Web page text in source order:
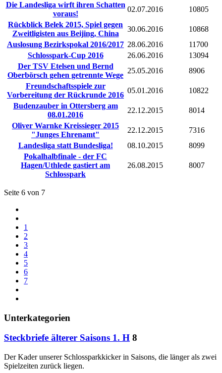
Die Landesliga wirft ihren Schatten
voraus!
02.07.2016
10805
Rückblick Belek 2015, Spiel gegen
Zweitligisten aus Beijing, China
30.06.2016
10868
Auslosung Bezirkspokal 2016/2017 28.06.2016
11700
Schlosspark-Cup 2016
26.06.2016
13094
Der TSV Etelsen und Bernd
Oberbörsch gehen getrennte Wege
25.05.2016
8906
Freundschaftsspiele zur
Vorbereitung der Rückrunde 2016
05.01.2016
10822
Budenzauber in Ottersberg am
08.01.2016
22.12.2015
8014
Oliver Warnke Kreissieger 2015
"Junges Ehrenamt"
22.12.2015
7316
Landesliga statt Bundesliga!
08.10.2015
8099
Pokalhalbfinale - der FC
Hagen/Uthlede gastiert am
Schlosspark
26.08.2015 8007
Seite 6 von 7
1
2
3
4
5
6
7
Unterkategorien
Steckbriefe älterer Saisons 1. H 8
Der Kader unserer Schlossparkkicker in Saisons, die länger als zwei
Spielzeiten zurück liegen.